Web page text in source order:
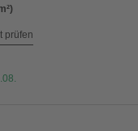
prüfen